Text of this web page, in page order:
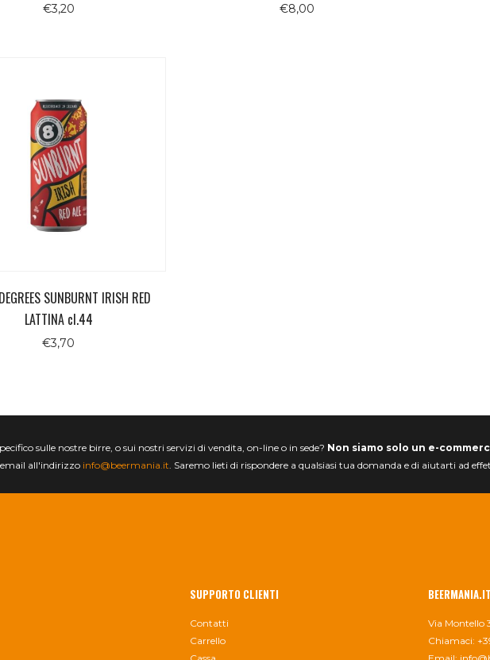
€3,20 €8,00
SUNBURNT IRISH RED
LATTINA cl.44
€3,70
sulle nostre birre, o sui nostri servizi di vendita, on-line o in sede? Non siamo solo un e-
all'indirizzo info@beermania.it . Saremo lieti di rispondere a qualsiasi tua domanda e di aiutarti ad
SUPPORTO CLIENTI
Contatti
Carrello
Via Montello
Chiamaci: